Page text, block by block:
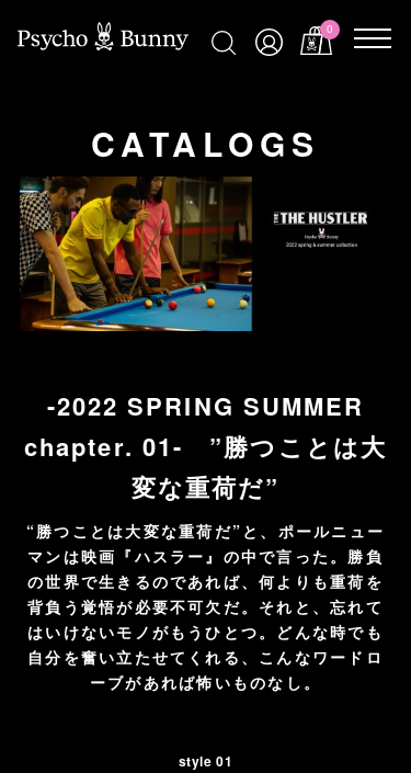
0
CATALOGS
-2022 SPRING SUMMER
chapter. 01- ”勝つことは大
変な重荷だ”
“勝つことは大変な重荷だ”と、ポールニュー
マンは映画『ハスラー』の中で言った。勝負
の世界で生きるのであれば、何よりも重荷を
背負う覚悟が必要不可欠だ。それと、忘れて
はいけないモノがもうひとつ。どんな時でも
自分を奮い立たせてくれる、こんなワードロ
ーブがあれば怖いものなし。
style 01